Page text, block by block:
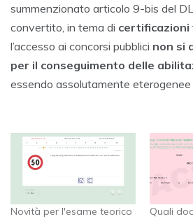
summenzionato articolo 9-bis del
convertito, in tema di certificazioni
l’accesso ai concorsi pubblici non si
per il conseguimento delle
essendo assolutamente
Novità per l'esame teorico
Quali